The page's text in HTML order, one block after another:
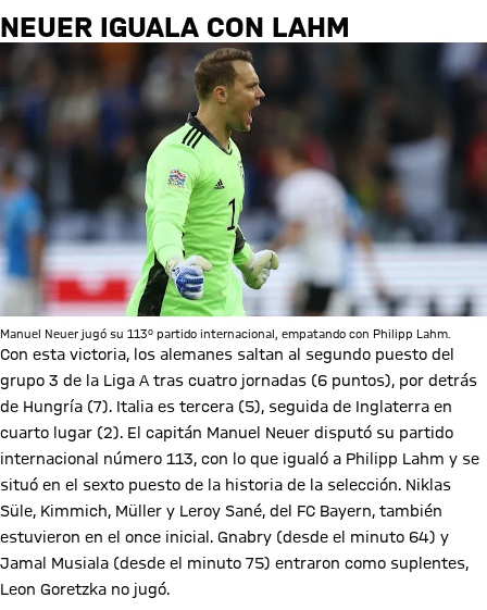
NEUER IGUALA CON LAHM
Manuel Neuer jugó su 113º partido internacional, empatando con Philipp Lahm.
Con esta victoria, los alemanes saltan al segundo puesto del
grupo 3 de la Liga A tras cuatro jornadas (6 puntos), por detrás
de Hungría (7). Italia es tercera (5), seguida de Inglaterra en
cuarto lugar (2). El capitán Manuel Neuer disputó su partido
internacional número 113, con lo que igualó a Philipp Lahm y se
situó en el sexto puesto de la historia de la selección. Niklas
Süle, Kimmich, Müller y Leroy Sané, del FC Bayern, también
estuvieron en el once inicial. Gnabry (desde el minuto 64) y
Jamal Musiala (desde el minuto 75) entraron como suplentes,
Leon Goretzka no jugó.